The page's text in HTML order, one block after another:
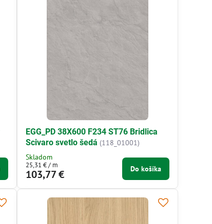
EGG_PD 38X600 F234 ST76 Bridlica
Scivaro svetlo šedá (118_01001)
Skladom
103,77 €
25,31 €/ m Do košíka